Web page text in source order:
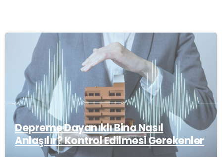
Depreme Dayanıklı Bina Nasıl
Anlaşılır? Kontrol Edilmesi Gerekenler